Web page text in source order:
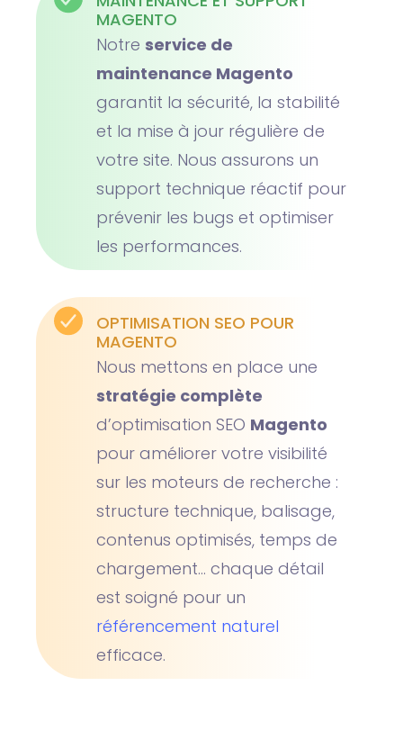
MAGENTO
Notre service de
maintenance Magento
garantit la sécurité, la stabilité
et la mise à jour régulière de
votre site. Nous assurons un
support technique réactif pour
prévenir les bugs et optimiser
les performances.
OPTIMISATION SEO POUR
MAGENTO
Nous mettons en place une
stratégie complète
d’optimisation SEO Magento
pour améliorer votre visibilité
sur les moteurs de recherche :
structure technique, balisage,
contenus optimisés, temps de
chargement… chaque détail
est soigné pour un
référencement naturel
efficace.